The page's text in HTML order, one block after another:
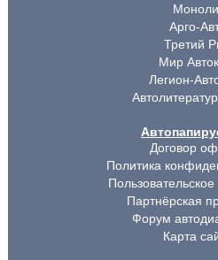
Арго-
Третий
Мир
Легион-
Договор
Политика
Партнёрская
Форум
Карта